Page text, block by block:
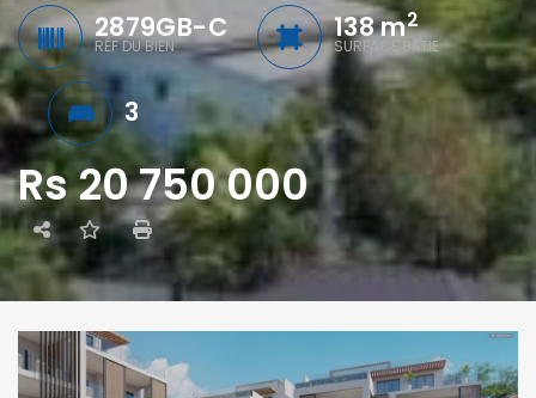
2879GB-C
RÉF DU BIEN
138 m2
SURFACE BÂTIE
3
Rs 20 750 000